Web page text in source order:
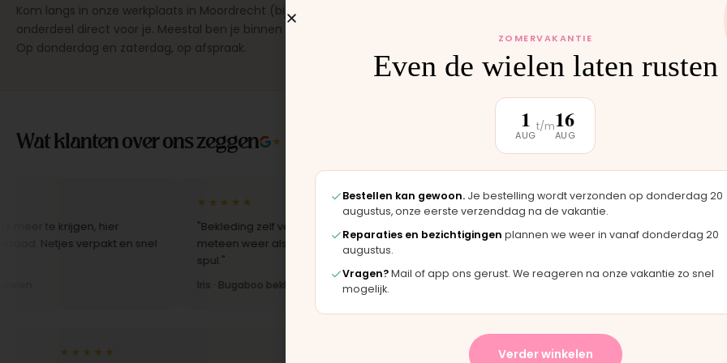
Kom langs in onze werkplaats in Moordrecht (bij Gouda), dan monteren wij het
onderdeel direct voor je. Meestal ben je binnen 15 tot 20 minuten weer buiten.
Op donderdag en zaterdag, op afspraak.
Wat klanten over ons zeggen ★★★★★
krijgen, hier
verpakt en snel
★★★★★
"Bekleding zelf vervangen met de set, zag er
meteen weer als nieuw uit. Duidelijk origineel
Iris · Bugaboo bekleding
★★★★★
"Langsgekomen in Moordrecht en het
onderdeel werd er direct opgezet. Klaar
★★★★★
★★★★★
ZOMERVAKANTIE
Even de wielen laten rusten
1
AUG
t/m16
AUG
Bestellen kan gewoon. Je bestelling wordt verzonden op donderdag 20
augustus, onze eerste verzenddag na de vakantie.
Reparaties en bezichtigingen plannen we weer in vanaf donderdag 20
augustus.
Vragen?Mail of app ons gerust. We reageren na onze vakantie zo snel
mogelijk.
Verder winkelen